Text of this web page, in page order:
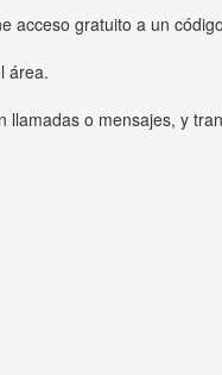
acceso gratuito a un
área.
o mensajes, y